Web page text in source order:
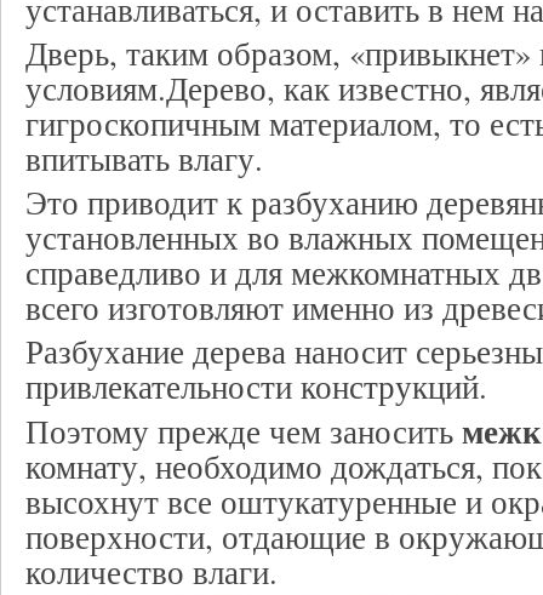
устанавливаться, и оставить в нем
Дверь, таким образом,
условиям.Дерево, как известно,
гигроскопичным материалом, то
впитывать влагу.
Это приводит к разбуханию
установленных во влажных
справедливо и для межкомнатных
всего изготовляют именно из
Разбухание дерева наносит
привлекательности конструкций.
Поэтому прежде чем заносить
комнату, необходимо дождаться,
высохнут все оштукатуренные и
поверхности, отдающие в
количество влаги.